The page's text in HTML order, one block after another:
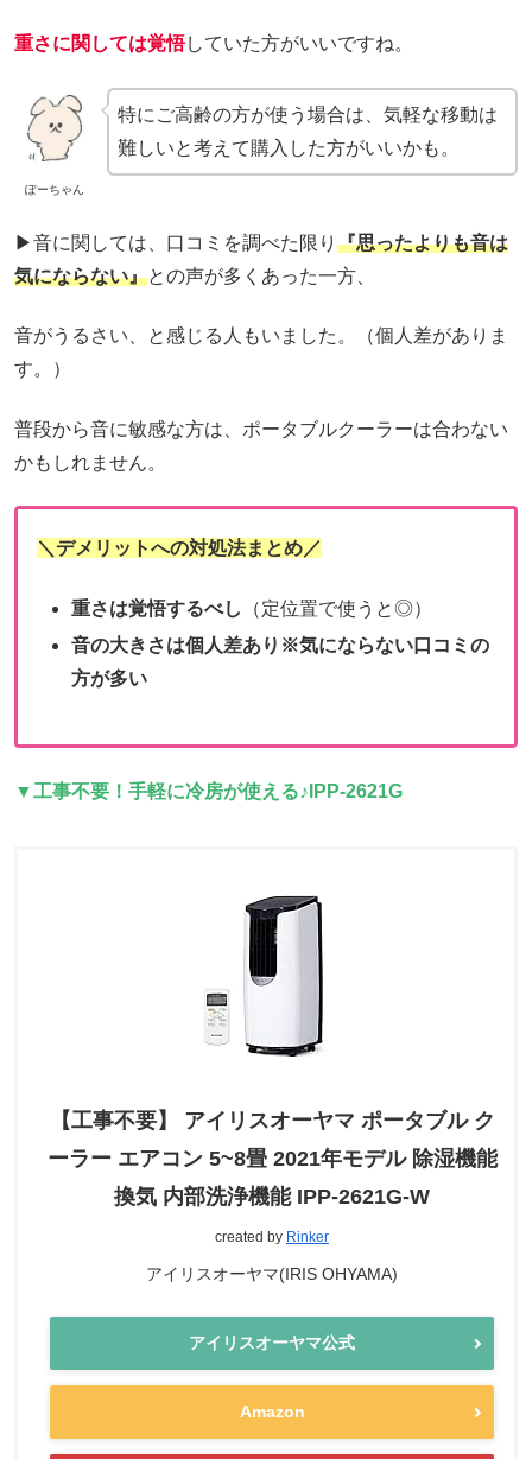
重さに関しては覚悟していた方がいいですね。
ぽーちゃん
特にご高齢の方が使う場合は、気軽な移動は
難しいと考えて購入した方がいいかも。
▶音に関しては、口コミを調べた限り 『思ったよりも音は
気にならない』との声が多くあった一方、
音がうるさい、と感じる人もいました。（個人差がありま
す。）
普段から音に敏感な方は、ポータブルクーラーは合わない
かもしれません。
＼デメリットへの対処法まとめ／
重さは覚悟するべし
（定位置で使うと◎）
音の大きさは個人差あり※気にならない口コミの
方が多い
▼工事不要！手軽に冷房が使える♪IPP-2621G
【工事不要】 アイリスオーヤマ ポータブル ク
ーラー エアコン 5~8畳 2021年モデル 除湿機能
換気 内部洗浄機能 IPP-2621G-W
created by Rinker
アイリスオーヤマ(IRIS OHYAMA)
アイリスオーヤマ公式
Amazon